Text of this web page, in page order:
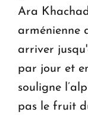
Ara
arménienne
arriver
par jour et
souligne
pas le fruit